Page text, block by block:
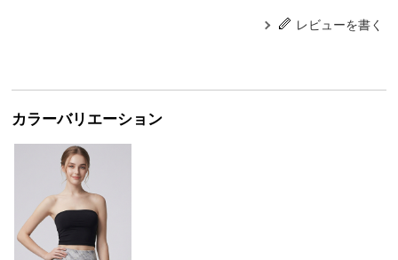
レビューを書く
カラーバリエーション